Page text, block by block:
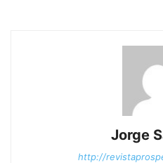
Jorge
http://